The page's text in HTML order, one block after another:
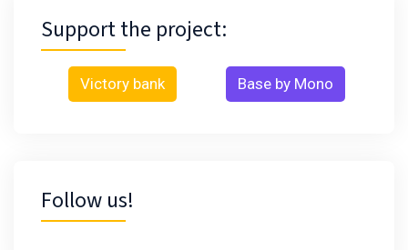
Support the project:
Victory bank Base by Mono
Follow us!